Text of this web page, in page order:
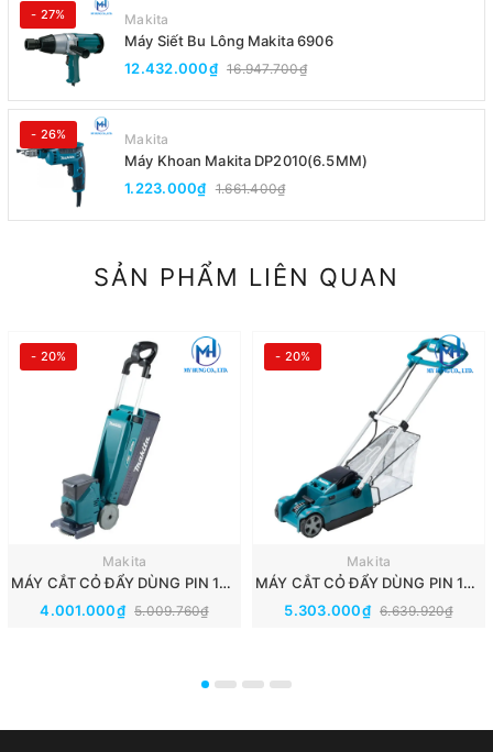
- 27% Makita
Máy Siết Bu Lông Makita 6906
12.432.000₫ 16.947.700₫
- 26% Makita
Máy Khoan Makita DP2010(6.5MM)
1.223.000₫ 1.661.400₫
SẢN PHẨM LIÊN QUAN
- 20%
Makita
MÁY CẮT CỎ ĐẨY DÙNG PIN 18V MAKITA DLM160Z(Thân Máy)
4.001.000₫ 5.009.760₫
- 20%
Makita
MÁY CẮT CỎ ĐẨY DÙNG PIN 18V MAKITA DLM230Z
5.303.000₫ 6.639.920₫